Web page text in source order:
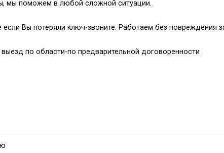
мы поможем в любой сложной ситуации.
Вы потеряли ключ-звоните. Работаем без повреждения
по области-по предварительной договоренности